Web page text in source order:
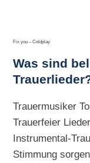
Fix you – Coldplay
Was sind
Trauermusiker
Trauerfeier
Instrumental-
Stimmung